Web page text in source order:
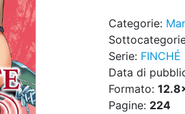
Categorie:
Serie: FINCHÉ
Data di
Formato:
Pagine: 224